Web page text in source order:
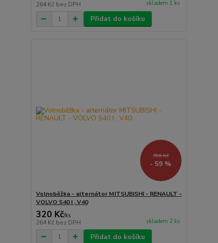
264 Kč bez DPH skladem 1 ks
Přidat do košíku
786 Kč
- 59 %
Volnoběžka - alternátor MITSUBISHI - RENAULT -
VOLVO S40 I , V40
320 Kč/ks
264 Kč bez DPH skladem 2 ks
Přidat do košíku